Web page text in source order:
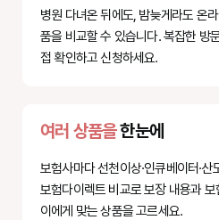
병원 다녀온 뒤에도, 밤늦게라도 온
품을 비교할 수 있습니다. 복잡한 방
접 확인하고 신청하세요.
여러 상품을한눈에
보험사마다 선천이상·인큐베이터·
보험다이렉트 비교로 보장 내용과
이에게 맞는 상품을 고르세요.